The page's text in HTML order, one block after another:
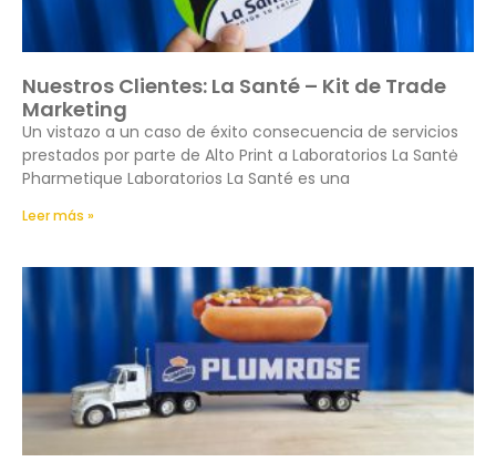
Nuestros Clientes: La Santé – Kit de Trade
Marketing
Un vistazo a un caso de éxito consecuencia de servicios
prestados por parte de Alto Print a Laboratorios La Santė
Pharmetique Laboratorios La Santé es una
Leer más »